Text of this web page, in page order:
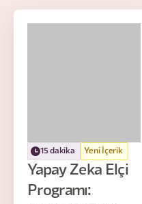
15 dakika Yeni İçerik
Yapay Zeka Elçi
Programı: